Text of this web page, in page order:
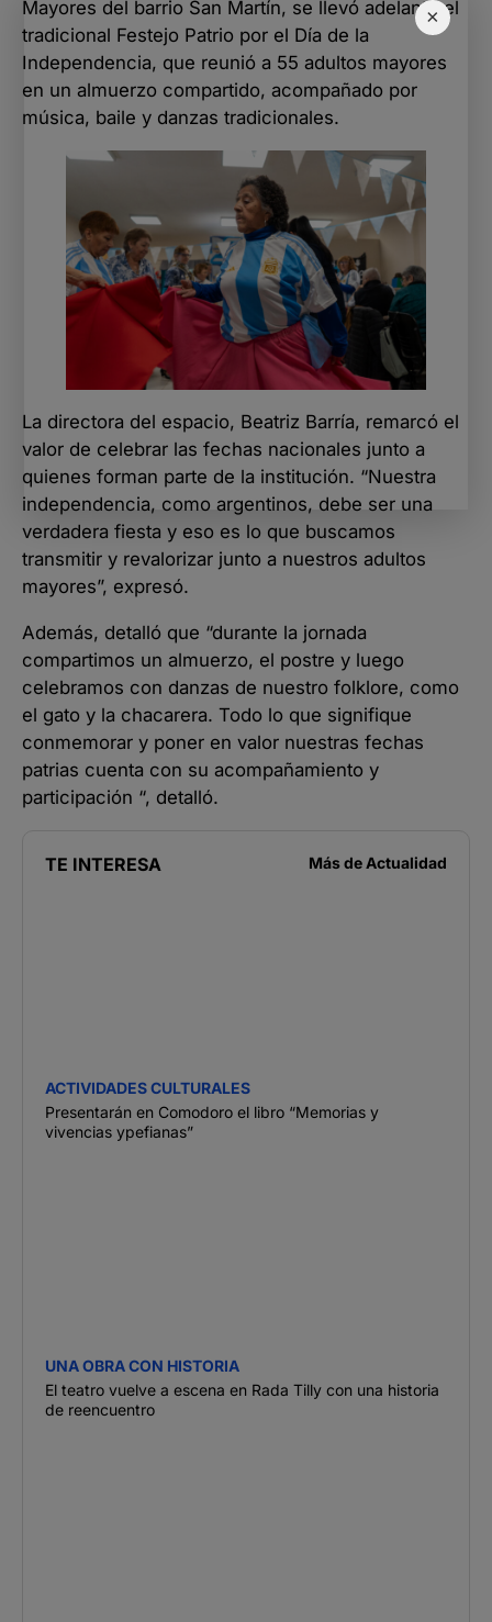
×
Mayores del barrio San Martín, se llevó adelante el
tradicional Festejo Patrio por el Día de la
Independencia, que reunió a 55 adultos mayores
en un almuerzo compartido, acompañado por
música, baile y danzas tradicionales.
La directora del espacio, Beatriz Barría, remarcó el
valor de celebrar las fechas nacionales junto a
quienes forman parte de la institución. “Nuestra
independencia, como argentinos, debe ser una
verdadera fiesta y eso es lo que buscamos
transmitir y revalorizar junto a nuestros adultos
mayores”, expresó.
Además, detalló que “durante la jornada
compartimos un almuerzo, el postre y luego
celebramos con danzas de nuestro folklore, como
el gato y la chacarera. Todo lo que signifique
conmemorar y poner en valor nuestras fechas
patrias cuenta con su acompañamiento y
participación “, detalló.
TE INTERESA Más de Actualidad
ACTIVIDADES CULTURALES
Presentarán en Comodoro el libro “Memorias y
vivencias ypefianas”
UNA OBRA CON HISTORIA
El teatro vuelve a escena en Rada Tilly con una historia
de reencuentro